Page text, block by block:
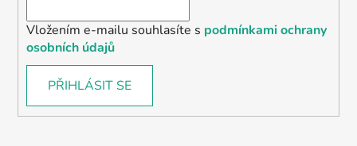
Vložením e-mailu souhlasíte s podmínkami ochrany
osobních údajů
PŘIHLÁSIT SE